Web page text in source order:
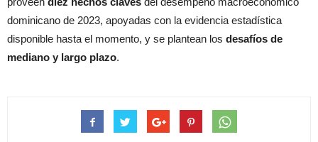
dominicano de 2023, apoyadas con la evidencia estadística
disponible hasta el momento, y se plantean los desafíos de
mediano y largo plazo.